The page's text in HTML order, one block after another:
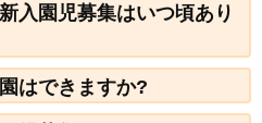
入園児募集はいつ頃あり
はできますか?